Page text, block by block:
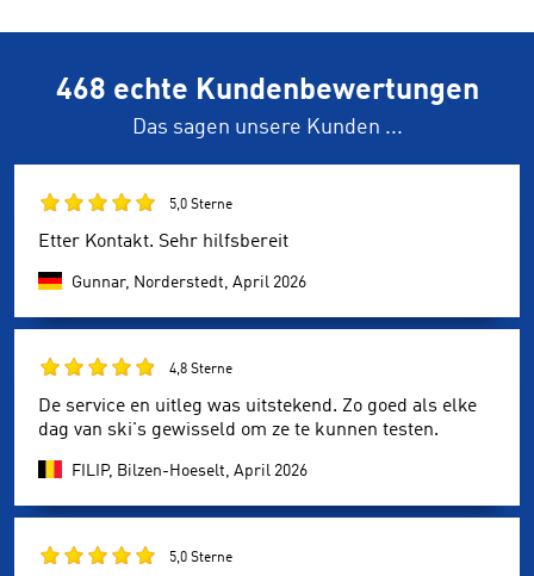
468 echte Kundenbewertungen
Das sagen unsere Kunden ...
5,0 Sterne
Etter Kontakt. Sehr hilfsbereit
Gunnar, Norderstedt, April 2026
4,8 Sterne
De service en uitleg was uitstekend. Zo goed als elke
dag van ski's gewisseld om ze te kunnen testen.
FILIP, Bilzen-Hoeselt, April 2026
5,0 Sterne